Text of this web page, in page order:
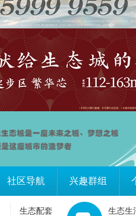
社区导航 兴趣群组
生态配套
生态生